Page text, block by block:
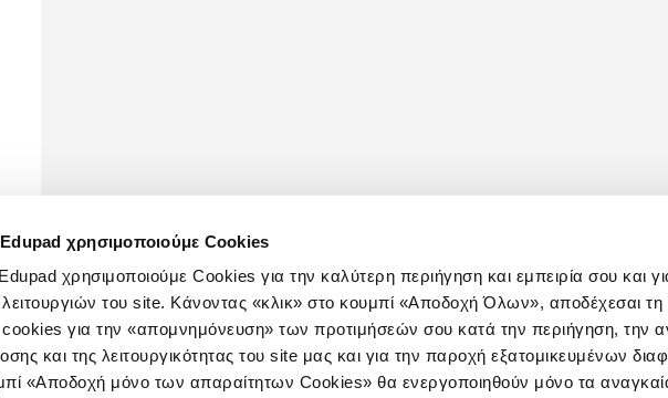
χρησιμοποιούμε Cookies
χρησιμοποιούμε Cookies για την καλύτερη περιήγηση και εμπειρία σου και
του site. Κάνοντας «κλικ» στο κουμπί «Αποδοχή Όλων», αποδέχεσαι
για την «απομνημόνευση» των προτιμήσεών σου κατά την περιήγηση, την
και της λειτουργικότητας του site μας και για την παροχή εξατομικευμένων
«Αποδοχή μόνο των απαραίτητων Cookies» θα ενεργοποιηθούν μόνο τα